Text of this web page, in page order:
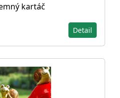
kartáč
Detail